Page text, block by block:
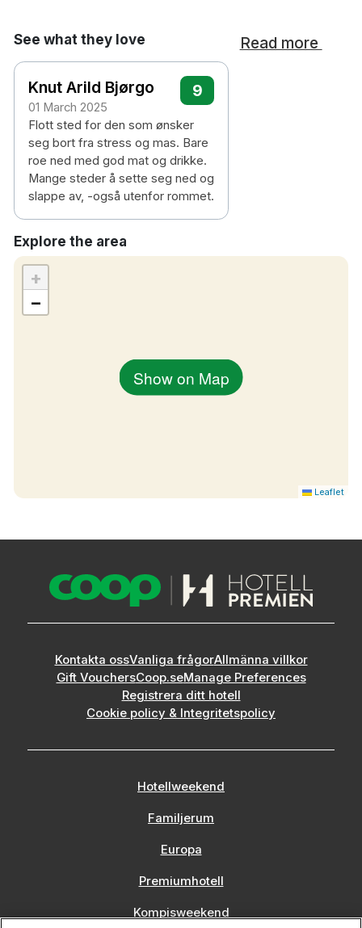
See what they love Read more
Knut Arild Bjørgo
01 March 2025
9
Flott sted for den som ønsker
seg bort fra stress og mas. Bare
roe ned med god mat og drikke.
Mange steder å sette seg ned og
slappe av, -også utenfor rommet.
Explore the area
Show on Map
+
−
Leaflet
Kontakta ossVanliga frågorAllmänna villkor
Gift VouchersCoop.seManage Preferences
Registrera ditt hotell
Cookie policy & Integritetspolicy
Hotellweekend
Familjerum
Europa
Premiumhotell
Kompisweekend